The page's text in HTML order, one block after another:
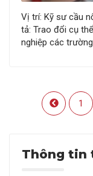
Vị trí: Kỹ sư cầu
tả: Trao đổi cụ
nghiệp các
1
Thông tin